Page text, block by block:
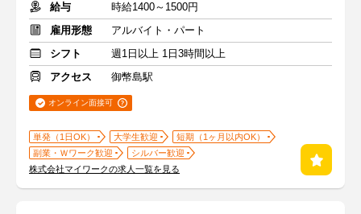
給与
時給1400～1500円
雇用形態
アルバイト・パート
シフト
週1日以上 1日3時間以上
アクセス
御幣島駅
オンライン面接可
単発（1日OK） 大学生歓迎
短期（1ヶ月以内OK）
副業・Ｗワーク歓迎
シルバー歓迎
株式会社マイワークの求人一覧を見る